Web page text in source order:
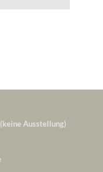
Ausstellung)